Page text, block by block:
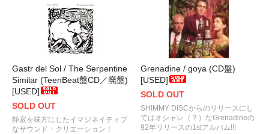
Gastr del Sol / The Serpentine
Similar (TeenBeat盤CD／廃盤)
[USED]
SOLD OUT
静寂を味方にしたイマジネイティブ
なサウンド・クリエーション！
Grenadine / goya (CD盤)
[USED]
SOLD OUT
SHIMMY DISCからのリリースにし
てはオシャレ（？）なGrenadineの
92年リリースの1stアルバム!!!